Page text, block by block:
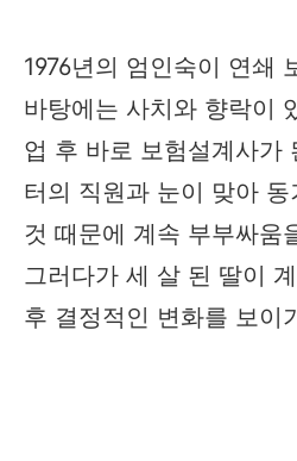
1976년의 엄인숙이 연쇄
바탕에는 사치와 향락이
업 후 바로 보험설계사가
터의 직원과 눈이 맞아
것 때문에 계속 부부싸움
그러다가 세 살 된 딸이
후 결정적인 변화를 보이